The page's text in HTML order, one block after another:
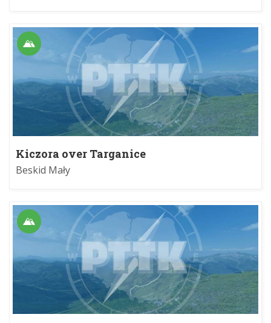
Kiczora over Targanice
Beskid Mały